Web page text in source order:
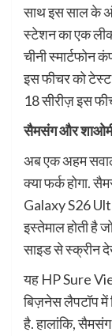
साथ इस साल के
स्टेशन का एक
चीनी स्मार्टफोन
इस फीचर को टेस्ट
18 सीरीज़ इस
सैमसंग और
अब एक अहम
क्या फर्क होगा.
Galaxy S26
इस्तेमाल होती है
साइड से स्क्रीन
यह HP Sure
बिज़नेस लैपटॉप में
है. हालांकि,